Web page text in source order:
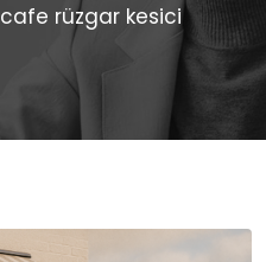
cafe rüzgar kesici